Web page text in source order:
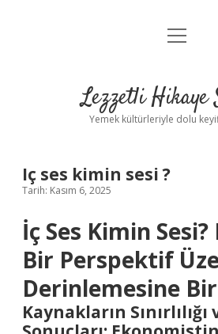
Anasayfa
Yasal Uyarı
menüyü
Lezzetli Hikaye
Yemek kültürleriyle dolu
Iç ses kimin sesi ?
Tarih: Kasım 6, 2025
İç Ses Kimin
Bir Perspektif
Derinlemesine
Kaynakların